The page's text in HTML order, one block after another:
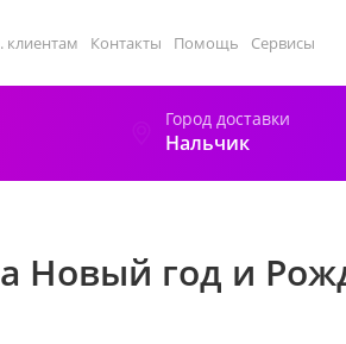
клиентам Контакты Помощь Сервисы
Город доставки
Нальчик
Новый год и